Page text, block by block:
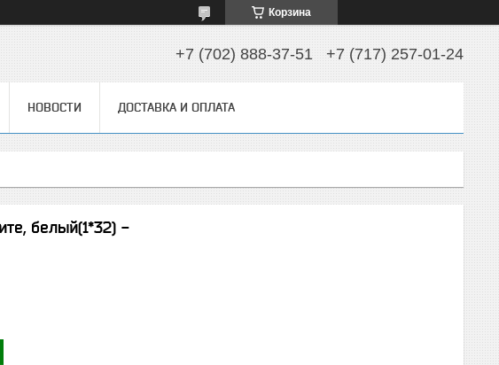
Корзина
+7 (702) 888-37-51 +7 (717) 257-01-24
НОВОСТИ ДОСТАВКА И ОПЛАТА
белый(1*32) -